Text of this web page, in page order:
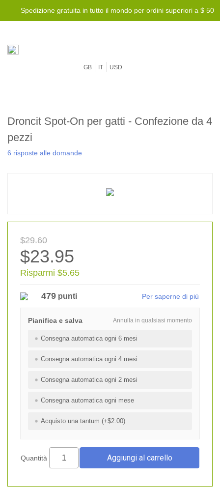
Spedizione gratuita in tutto il mondo per ordini superiori a $ 50
GB IT USD
Droncit Spot-On per gatti - Confezione da 4
pezzi
6 risposte alle domande
$29.60
$23.95
Risparmi $5.65
479 punti Per saperne di più
Annulla in qualsiasi momento
Pianifica e salva
Consegna automatica ogni 6 mesi
Consegna automatica ogni 4 mesi
Consegna automatica ogni 2 mesi
Consegna automatica ogni mese
Acquisto una tantum (+$2.00)
Quantità